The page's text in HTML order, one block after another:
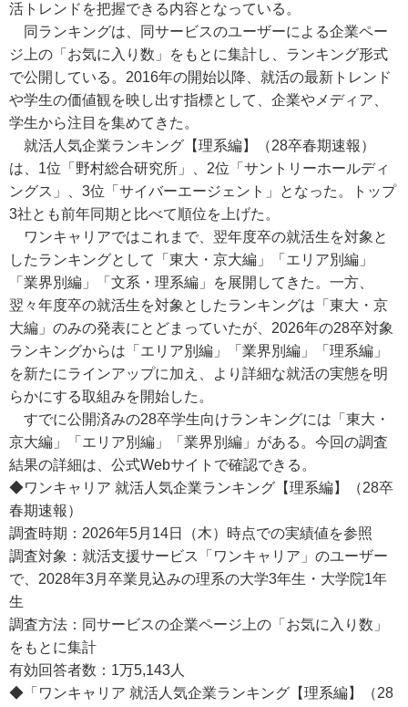
活トレンドを把握できる内容となっている。
同ランキングは、同サービスのユーザーによる企業ペー
ジ上の「お気に入り数」をもとに集計し、ランキング形式
で公開している。2016年の開始以降、就活の最新トレンド
や学生の価値観を映し出す指標として、企業やメディア、
学生から注目を集めてきた。
就活人気企業ランキング【理系編】（28卒春期速報）
は、1位「野村総合研究所」、2位「サントリーホールディ
ングス」、3位「サイバーエージェント」となった。トップ
3社とも前年同期と比べて順位を上げた。
ワンキャリアではこれまで、翌年度卒の就活生を対象と
したランキングとして「東大・京大編」「エリア別編」
「業界別編」「文系・理系編」を展開してきた。一方、
翌々年度卒の就活生を対象としたランキングは「東大・京
大編」のみの発表にとどまっていたが、2026年の28卒対象
ランキングからは「エリア別編」「業界別編」「理系編」
を新たにラインアップに加え、より詳細な就活の実態を明
らかにする取組みを開始した。
すでに公開済みの28卒学生向けランキングには「東大・
京大編」「エリア別編」「業界別編」がある。今回の調査
結果の詳細は、公式Webサイトで確認できる。
◆ワンキャリア 就活人気企業ランキング【理系編】（28卒
春期速報）
調査時期：2026年5月14日（木）時点での実績値を参照
調査対象：就活支援サービス「ワンキャリア」のユーザー
で、2028年3月卒業見込みの理系の大学3年生・大学院1年
生
調査方法：同サービスの企業ページ上の「お気に入り数」
をもとに集計
有効回答者数：1万5,143人
◆「ワンキャリア 就活人気企業ランキング【理系編】（28